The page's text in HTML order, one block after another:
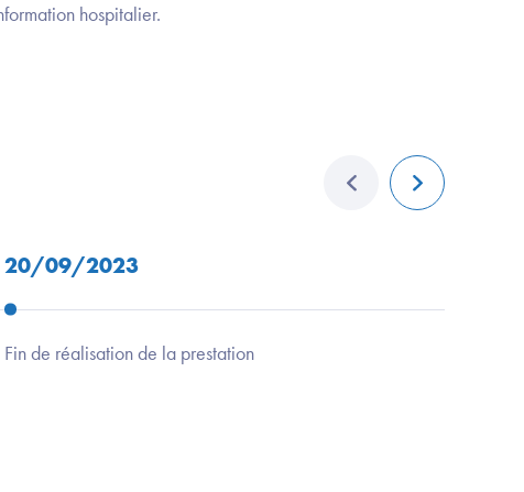
hospitalier.
élément précédent
élément
20/09/2023
Fin de réalisation de la prestation